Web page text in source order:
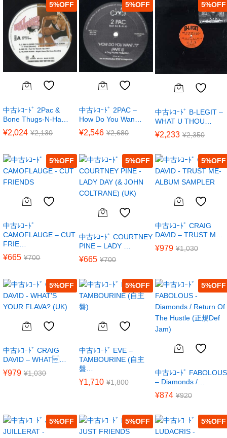
5%
中古ﾚｺｰﾄﾞ 2Pac &
Bone Thugs-N-Ha…
¥2,024 ¥2,130
5%
中古ﾚｺｰﾄﾞ 2PAC –
How Do You Wan…
¥2,546 ¥2,680
5%
中古ﾚｺｰﾄﾞ B-LEGIT –
WHAT U THOU…
¥2,233 ¥2,350
5%
中古ﾚｺｰﾄﾞ
CAMOFLAUGE – CUT
FRIE…
¥665 ¥700
5%
中古ﾚｺｰﾄﾞ COURTNEY
PINE – LADY …
¥665 ¥700
5%
中古ﾚｺｰﾄﾞ CRAIG
DAVID – TRUST M…
¥979 ¥1,030
5%
中古ﾚｺｰﾄﾞ CRAIG
DAVID – WHAT…
¥979 ¥1,030
5%
中古ﾚｺｰﾄﾞ EVE –
TAMBOURINE (自主
盤…
¥1,710 ¥1,800
5%
中古ﾚｺｰﾄﾞ FABOLOUS
– Diamonds /…
¥874 ¥920
5% 5% 5%